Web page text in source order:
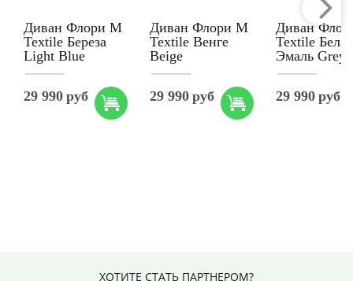
Диван Флори М
Textile Береза
Light Blue
29 990 руб
Диван Флори М
Textile Венге
Beige
29 990 руб
Диван
Textile Белая
Эмаль Grey
29 990 руб
ХОТИТЕ СТАТЬ ПАРТНЕРОМ?